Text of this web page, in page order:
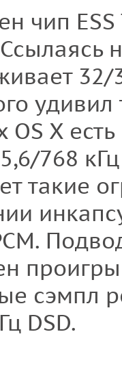
чип
удивил
OS X
768
такие
сэмпл
DSD.